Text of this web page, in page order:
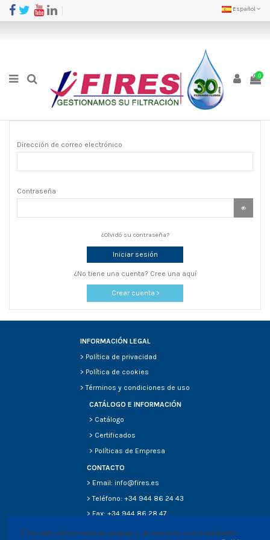
Español
0
Dirección de correo electrónico
Contraseña
¿Olvidó su contraseña?
Iniciar sesión
¿No tiene una cuenta? Cree una aquí
Crear cuenta
INFORMACIÓN LEGAL
> Política de privacidad
> Política de cookies
>Términos y condiciones de uso
CATÁLOGO E INFORMACIÓN
> Catálogo
> Certificados
> Políticas de Empresa
CONTACTO
> Email: info@fires.es
> Teléfono: +34 944 86 24 43
> Fax: +34 944 86 28 47
Esta web utiliza cookies propias y de terceros con finalidades